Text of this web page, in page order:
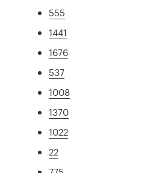
555
1441
1676
537
1008
1370
1022
22